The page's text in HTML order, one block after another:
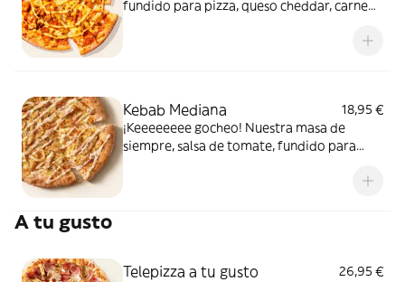
fundido para pizza, queso cheddar, carne
Kebab Mediana
18,95 €
¡Keeeeeeee gocheo! Nuestra masa de
siempre, salsa de tomate, fundido para
A tu gusto
Telepizza a tu gusto
26,95 €